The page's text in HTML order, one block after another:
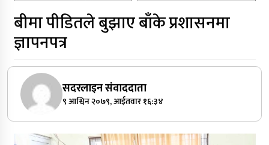
बीमा पीडितले बुझाए बाँके प्रशासनमा
ज्ञापनपत्र
सदरलाइन संवाददाता
९ आश्विन २०७९, आईतवार १६:३४